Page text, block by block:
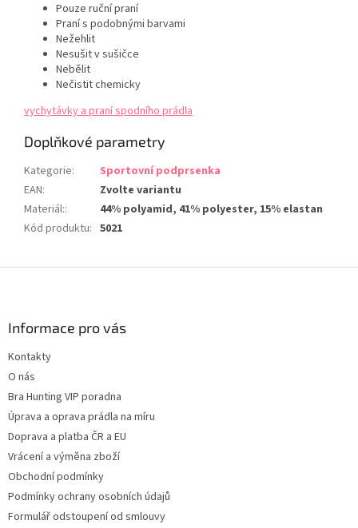
Pouze ruční praní
Praní s podobnými barvami
Nežehlit
Nesušit v sušičce
Nebělit
Nečistit chemicky
vychytávky a praní spodního prádla
Doplňkové parametry
Kategorie:
Sportovní podprsenka
EAN:
Zvolte variantu
Materiál::
44% polyamid, 41% polyester, 15% elastan
Kód produktu: 5021
Informace pro vás
Kontakty
O nás
Bra Hunting VIP poradna
Úprava a oprava prádla na míru
Doprava a platba ČR a EU
Vrácení a výměna zboží
Obchodní podmínky
Podmínky ochrany osobních údajů
Formulář odstoupení od smlouvy